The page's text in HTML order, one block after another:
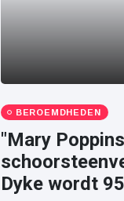
BEROEMDHEDEN
"Mary
Dyke wordt 95